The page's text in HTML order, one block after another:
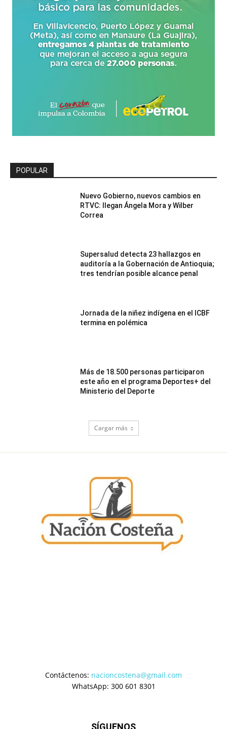
POPULAR
Nuevo Gobierno, nuevos cambios en
RTVC: llegan Ángela Mora y Wilber
Correa
Supersalud detecta 23 hallazgos en
auditoría a la Gobernación de Antioquia;
tres tendrían posible alcance penal
Jornada de la niñez indígena en el ICBF
termina en polémica
Más de 18.500 personas participaron
este año en el programa Deportes+ del
Ministerio del Deporte
Cargar más
Contáctenos: nacioncostena@gmail.com
WhatsApp: 300 601 8301